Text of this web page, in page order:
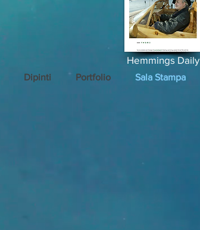
Dipinti Portfolio Sala Stampa
Hemmings Daily